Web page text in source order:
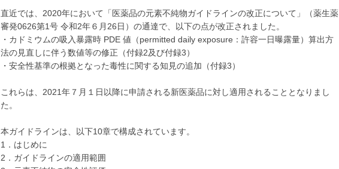
直近では、2020年において「医薬品の元素不純物ガイドラインの改正について」（薬生薬
審発0626第1号 令和2年６月26日）の通達で、以下の点が改正されました。
・カドミウムの吸入暴露時 PDE 値（permitted daily exposure：許容一日曝露量）算出方
法の見直しに伴う数値等の修正（付録2及び付録3）
・安全性基準の根拠となった毒性に関する知見の追加（付録3）
これらは、2021年７月１日以降に申請される新医薬品に対し適用されることとなりまし
た。
本ガイドラインは、以下10章で構成されています。
1．はじめに
2．ガイドラインの適用範囲